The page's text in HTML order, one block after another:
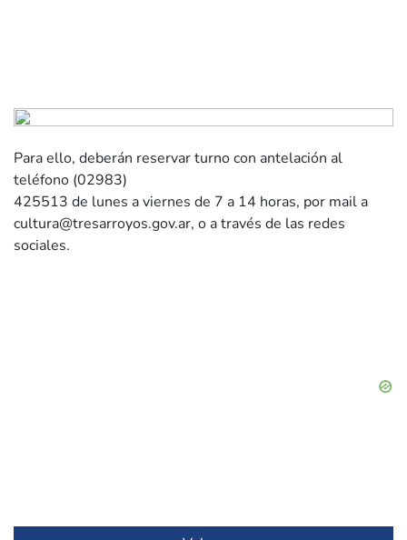
Para ello, deberán reservar turno con antelación al
teléfono (02983)
425513 de lunes a viernes de 7 a 14 horas, por mail a
cultura@tresarroyos.gov.ar, o a través de las redes
sociales.